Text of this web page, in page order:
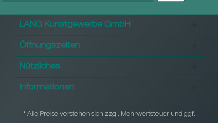
LANG Kunstgewerbe GmbH
Öffnungszeiten
Nützliches
Informationen
* Alle Preise verstehen sich zzgl. Mehrwertsteuer und ggf.